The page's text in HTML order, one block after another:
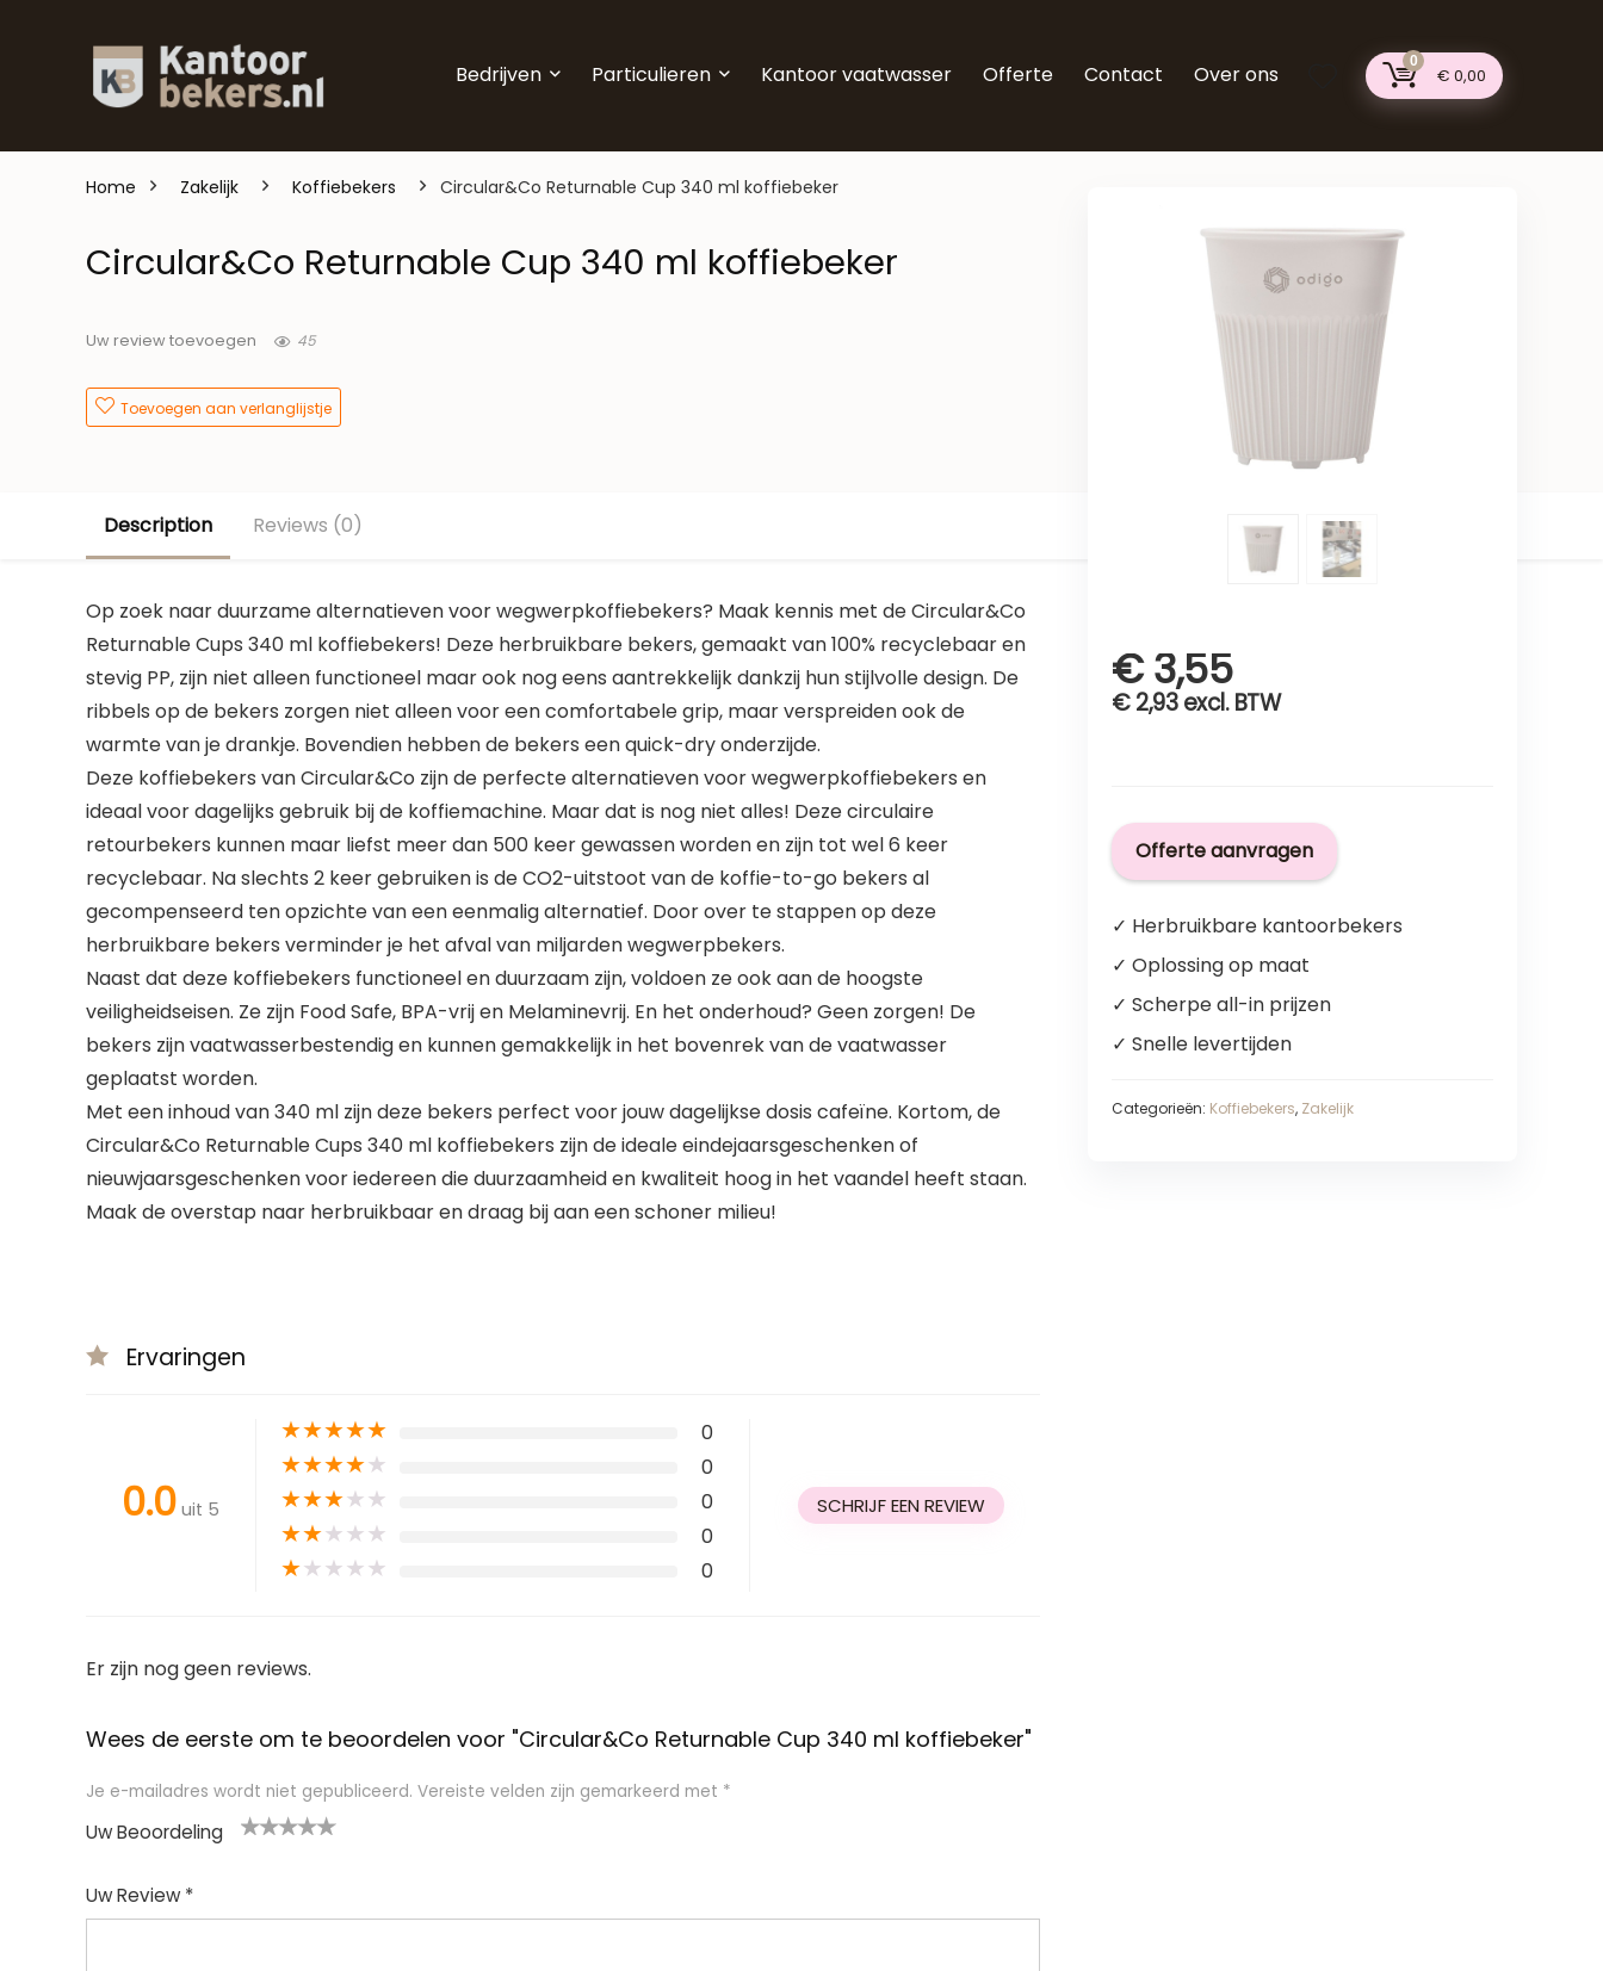
Bedrijven Particulieren Kantoor vaatwasser Offerte Contact Over ons 0
€ 0,00
Home Zakelijk Koffiebekers Circular&Co Returnable Cup 340 ml koffiebeker
Circular&Co Returnable Cup 340 ml koffiebeker
€3,55
€2,93 excl. BTW
Offerte aanvragen
✓ Herbruikbare kantoorbekers
✓ Oplossing op maat
✓ Scherpe all-in prijzen
✓ Snelle levertijden
Categorieën: Koffiebekers, Zakelijk
Uw review toevoegen 45
Toevoegen aan verlanglijstje
Description Reviews (0)
Op zoek naar duurzame alternatieven voor wegwerpkoffiebekers? Maak kennis met de Circular&Co
Returnable Cups 340 ml koffiebekers! Deze herbruikbare bekers, gemaakt van 100% recyclebaar en
stevig PP, zijn niet alleen functioneel maar ook nog eens aantrekkelijk dankzij hun stijlvolle design. De
ribbels op de bekers zorgen niet alleen voor een comfortabele grip, maar verspreiden ook de
warmte van je drankje. Bovendien hebben de bekers een quick-dry onderzijde.
Deze koffiebekers van Circular&Co zijn de perfecte alternatieven voor wegwerpkoffiebekers en
ideaal voor dagelijks gebruik bij de koffiemachine. Maar dat is nog niet alles! Deze circulaire
retourbekers kunnen maar liefst meer dan 500 keer gewassen worden en zijn tot wel 6 keer
recyclebaar. Na slechts 2 keer gebruiken is de CO2-uitstoot van de koffie-to-go bekers al
gecompenseerd ten opzichte van een eenmalig alternatief. Door over te stappen op deze
herbruikbare bekers verminder je het afval van miljarden wegwerpbekers.
Naast dat deze koffiebekers functioneel en duurzaam zijn, voldoen ze ook aan de hoogste
veiligheidseisen. Ze zijn Food Safe, BPA-vrij en Melaminevrij. En het onderhoud? Geen zorgen! De
bekers zijn vaatwasserbestendig en kunnen gemakkelijk in het bovenrek van de vaatwasser
geplaatst worden.
Met een inhoud van 340 ml zijn deze bekers perfect voor jouw dagelijkse dosis cafeïne. Kortom, de
Circular&Co Returnable Cups 340 ml koffiebekers zijn de ideale eindejaarsgeschenken of
nieuwjaarsgeschenken voor iedereen die duurzaamheid en kwaliteit hoog in het vaandel heeft staan.
Maak de overstap naar herbruikbaar en draag bij aan een schoner milieu!
Ervaringen
0.0 uit 5
★★★★★ 0
★★★★★ 0
★★★★★ 0
★★★★★ 0
★★★★★ 0
SCHRIJF EEN REVIEW
Er zijn nog geen reviews.
Wees de eerste om te beoordelen voor "Circular&Co Returnable Cup 340 ml koffiebeker"
Je e-mailadres wordt niet gepubliceerd. Vereiste velden zijn gemarkeerd met *
Uw Beoordeling
Uw Review *